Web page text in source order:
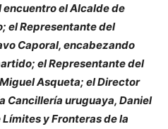
el Alcalde de
el Representante del
Caporal, encabezando
el Representante del
Asqueta; el Director
Cancillería uruguaya, Daniel
y Fronteras de la